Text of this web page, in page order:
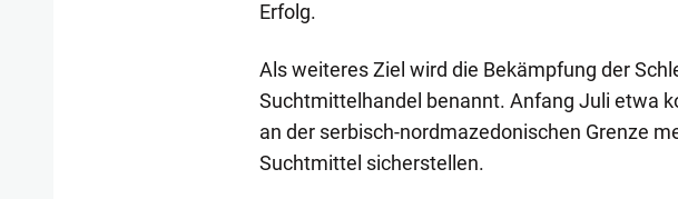
Erfolg.
Als weiteres Ziel wird die Bekämpfung der
Suchtmittelhandel benannt. Anfang Juli etwa
an der serbisch-nordmazedonischen Grenze
Suchtmittel sicherstellen.